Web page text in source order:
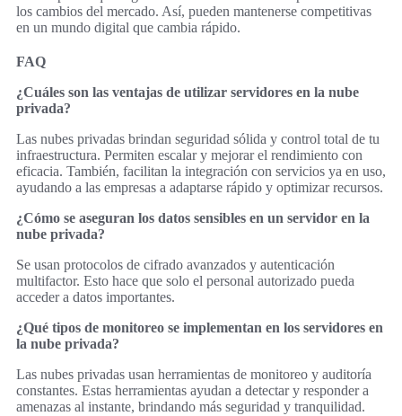
los cambios del mercado. Así, pueden mantenerse competitivas
en un mundo digital que cambia rápido.
FAQ
¿Cuáles son las ventajas de utilizar servidores en la nube
privada?
Las nubes privadas brindan seguridad sólida y control total de tu
infraestructura. Permiten escalar y mejorar el rendimiento con
eficacia. También, facilitan la integración con servicios ya en uso,
ayudando a las empresas a adaptarse rápido y optimizar recursos.
¿Cómo se aseguran los datos sensibles en un servidor en la
nube privada?
Se usan protocolos de cifrado avanzados y autenticación
multifactor. Esto hace que solo el personal autorizado pueda
acceder a datos importantes.
¿Qué tipos de monitoreo se implementan en los servidores en
la nube privada?
Las nubes privadas usan herramientas de monitoreo y auditoría
constantes. Estas herramientas ayudan a detectar y responder a
amenazas al instante, brindando más seguridad y tranquilidad.